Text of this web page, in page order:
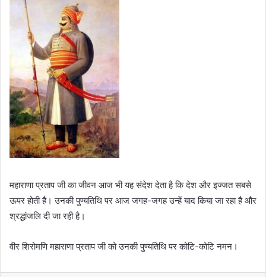
महाराणा प्रताप जी का जीवन आज भी यह संदेश देता है कि देश और इज्जत सबसे
ऊपर होती है। उनकी पुण्यतिथि पर आज जगह-जगह उन्हें याद किया जा रहा है और
श्रद्धांजलि दी जा रही है।
वीर शिरोमणि महाराणा प्रताप जी को उनकी पुण्यतिथि पर कोटि-कोटि नमन।